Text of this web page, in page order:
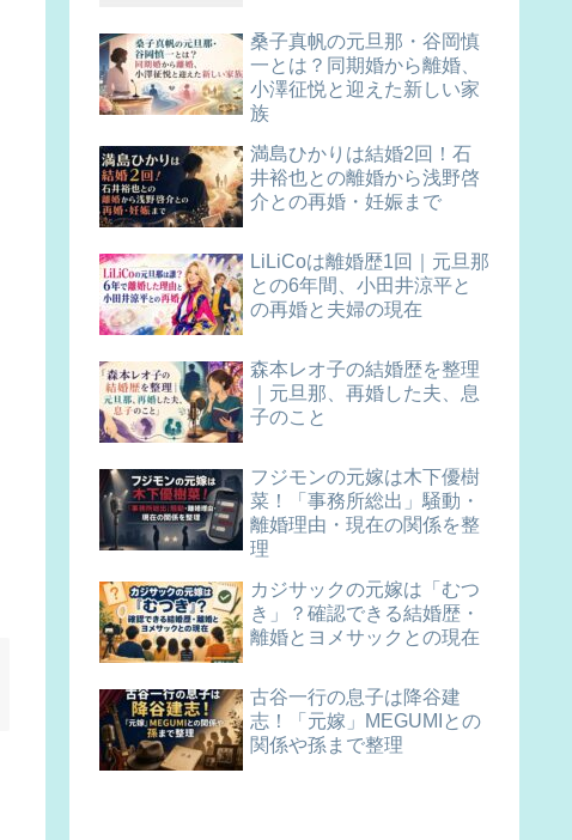
桑子真帆の元旦那・谷岡慎
一とは？同期婚から離婚、
小澤征悦と迎えた新しい家
族
満島ひかりは結婚2回！石
井裕也との離婚から浅野啓
介との再婚・妊娠まで
LiLiCoは離婚歴1回｜元旦那
との6年間、小田井涼平と
の再婚と夫婦の現在
森本レオ子の結婚歴を整理
｜元旦那、再婚した夫、息
子のこと
フジモンの元嫁は木下優樹
菜！「事務所総出」騒動・
離婚理由・現在の関係を整
理
カジサックの元嫁は「むつ
き」？確認できる結婚歴・
離婚とヨメサックとの現在
古谷一行の息子は降谷建
志！「元嫁」MEGUMIとの
関係や孫まで整理